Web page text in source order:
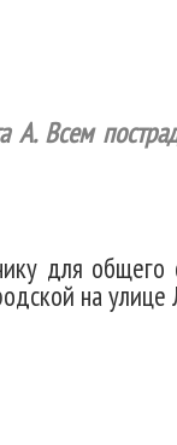
А. Всем
для
на улице